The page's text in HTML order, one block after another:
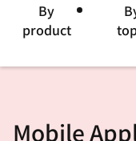
言
By
product
Mobile